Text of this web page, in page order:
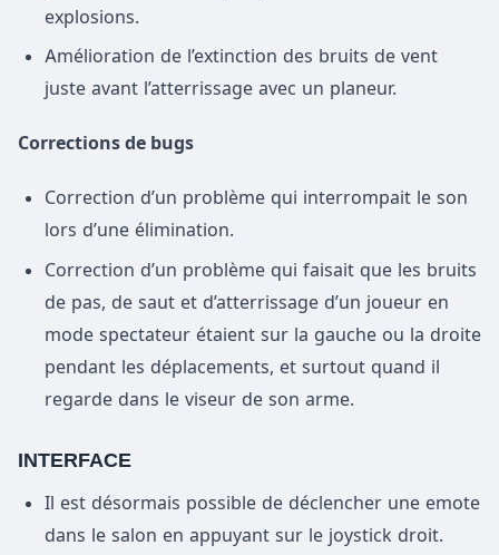
explosions.
Amélioration de l’extinction des bruits de vent
juste avant l’atterrissage avec un planeur.
Corrections de bugs
Correction d’un problème qui interrompait le son
lors d’une élimination.
Correction d’un problème qui faisait que les bruits
de pas, de saut et d’atterrissage d’un joueur en
mode spectateur étaient sur la gauche ou la droite
pendant les déplacements, et surtout quand il
regarde dans le viseur de son arme.
INTERFACE
Il est désormais possible de déclencher une emote
dans le salon en appuyant sur le joystick droit.